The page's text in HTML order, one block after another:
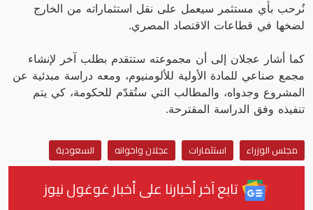
نُرحب بأي مستثمر سيعمل على نقل استثماراته من الخارج
لضخها في قطاعات الاقتصاد المصري.
كما أشار عجلان إلى أن مجموعته ستتقدم بطلب آخر لإنشاء
مجمع صناعي للمادة الأولية للألومنيوم، ومعه دراسة مبدئية عن
المشروع وجدواه، والمطالب التي ستُقدّم للحكومة، كي يتم
تنفيذه وفق الدراسة المقترحة.
مجلس الوزراء استثمارات عجلان واخوانه السعودية
تابع آخر أخبارنا على أخبار غوغول نيوز